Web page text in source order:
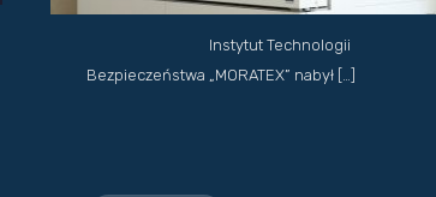
Instytut Technologii
Bezpieczeństwa „MORATEX” nabył […]